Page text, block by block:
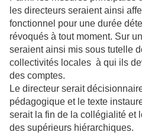
les directeurs seraient ainsi
fonctionnel pour une durée
révoqués à tout moment. Sur
seraient ainsi mis sous tutelle
collectivités locales à qui ils
des comptes.
Le directeur serait
pédagogique et le texte
serait la fin de la collégialité et
des supérieurs hiérarchiques.